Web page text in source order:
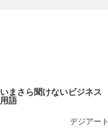
いまさら聞けないビジネス
用語
デジアート